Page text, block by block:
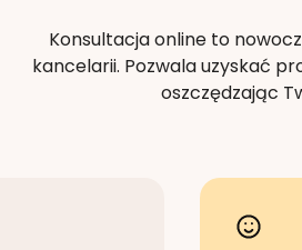
Konsultacja online to
kancelarii. Pozwala uzyskać
oszczędzając